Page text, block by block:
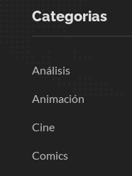
Categorias
Análisis
Animación
Cine
Comics